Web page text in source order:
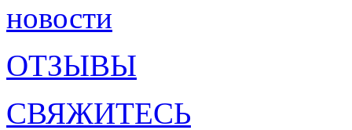
новости
ОТЗЫВЫ
СВЯЖИТЕСЬ